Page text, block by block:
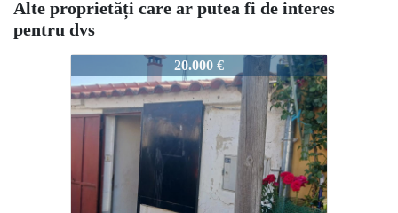
Alte proprietăți care ar putea fi de interes
pentru dvs
20.000 €